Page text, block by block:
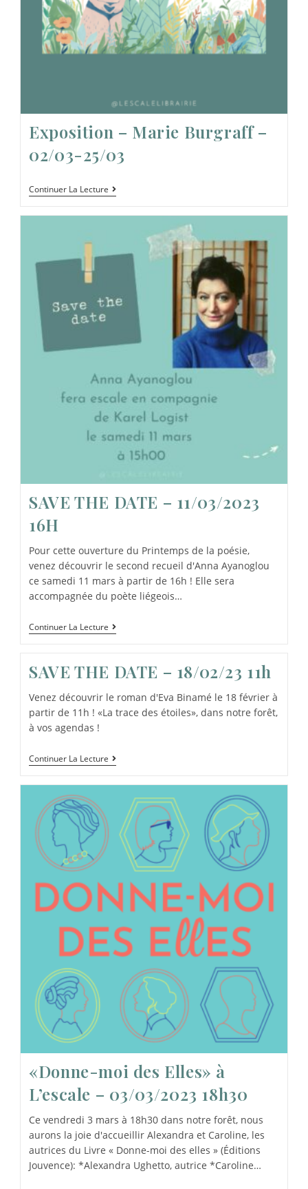
Exposition – Marie Burgraff –
02/03-25/03
Continuer La Lecture
SAVE THE DATE – 11/03/2023
16H
Pour cette ouverture du Printemps de la poésie,
venez découvrir le second recueil d'Anna Ayanoglou
ce samedi 11 mars à partir de 16h ! Elle sera
accompagnée du poète liégeois…
Continuer La Lecture
SAVE THE DATE – 18/02/23 11h
Venez découvrir le roman d'Eva Binamé le 18 février à
partir de 11h ! «La trace des étoiles», dans notre forêt,
à vos agendas !
Continuer La Lecture
«Donne-moi des Elles» à
L’escale – 03/03/2023 18h30
Ce vendredi 3 mars à 18h30 dans notre forêt, nous
aurons la joie d'accueillir Alexandra et Caroline, les
autrices du Livre « Donne-moi des elles » (Éditions
Jouvence): *Alexandra Ughetto, autrice *Caroline…